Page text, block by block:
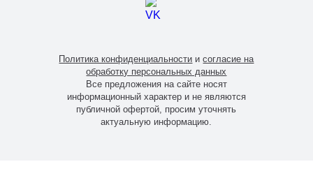
Все предложения на сайте носят
информационный характер и не являются
публичной офертой, просим уточнять
актуальную информацию.
Политика конфиденциальности исогласие на
обработку персональных данных